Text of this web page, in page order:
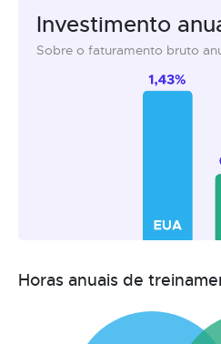
Investimento
Sobre o faturamento bruto
Horas anuais de